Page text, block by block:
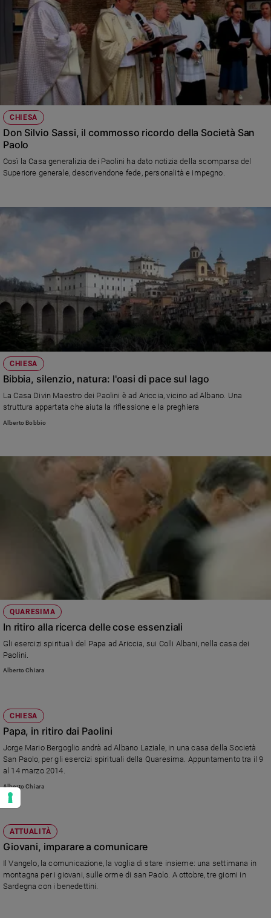
CHIESA
Don Silvio Sassi, il commosso ricordo della Società San
Paolo
Così la Casa generalizia dei Paolini ha dato notizia della scomparsa del
Superiore generale, descrivendone fede, personalità e impegno.
CHIESA
Bibbia, silenzio, natura: l'oasi di pace sul lago
La Casa Divin Maestro dei Paolini è ad Ariccia, vicino ad Albano. Una
struttura appartata che aiuta la riflessione e la preghiera
Alberto Bobbio
QUARESIMA
In ritiro alla ricerca delle cose essenziali
Gli esercizi spirituali del Papa ad Ariccia, sui Colli Albani, nella casa dei
Paolini.
Alberto Chiara
CHIESA
Papa, in ritiro dai Paolini
Jorge Mario Bergoglio andrà ad Albano Laziale, in una casa della Società
San Paolo, per gli esercizi spirituali della Quaresima. Appuntamento tra il 9
al 14 marzo 2014.
Alberto Chiara
ATTUALITÀ
Giovani, imparare a comunicare
Il Vangelo, la comunicazione, la voglia di stare insieme: una settimana in
montagna per i giovani, sulle orme di san Paolo. A ottobre, tre giorni in
Sardegna con i benedettini.